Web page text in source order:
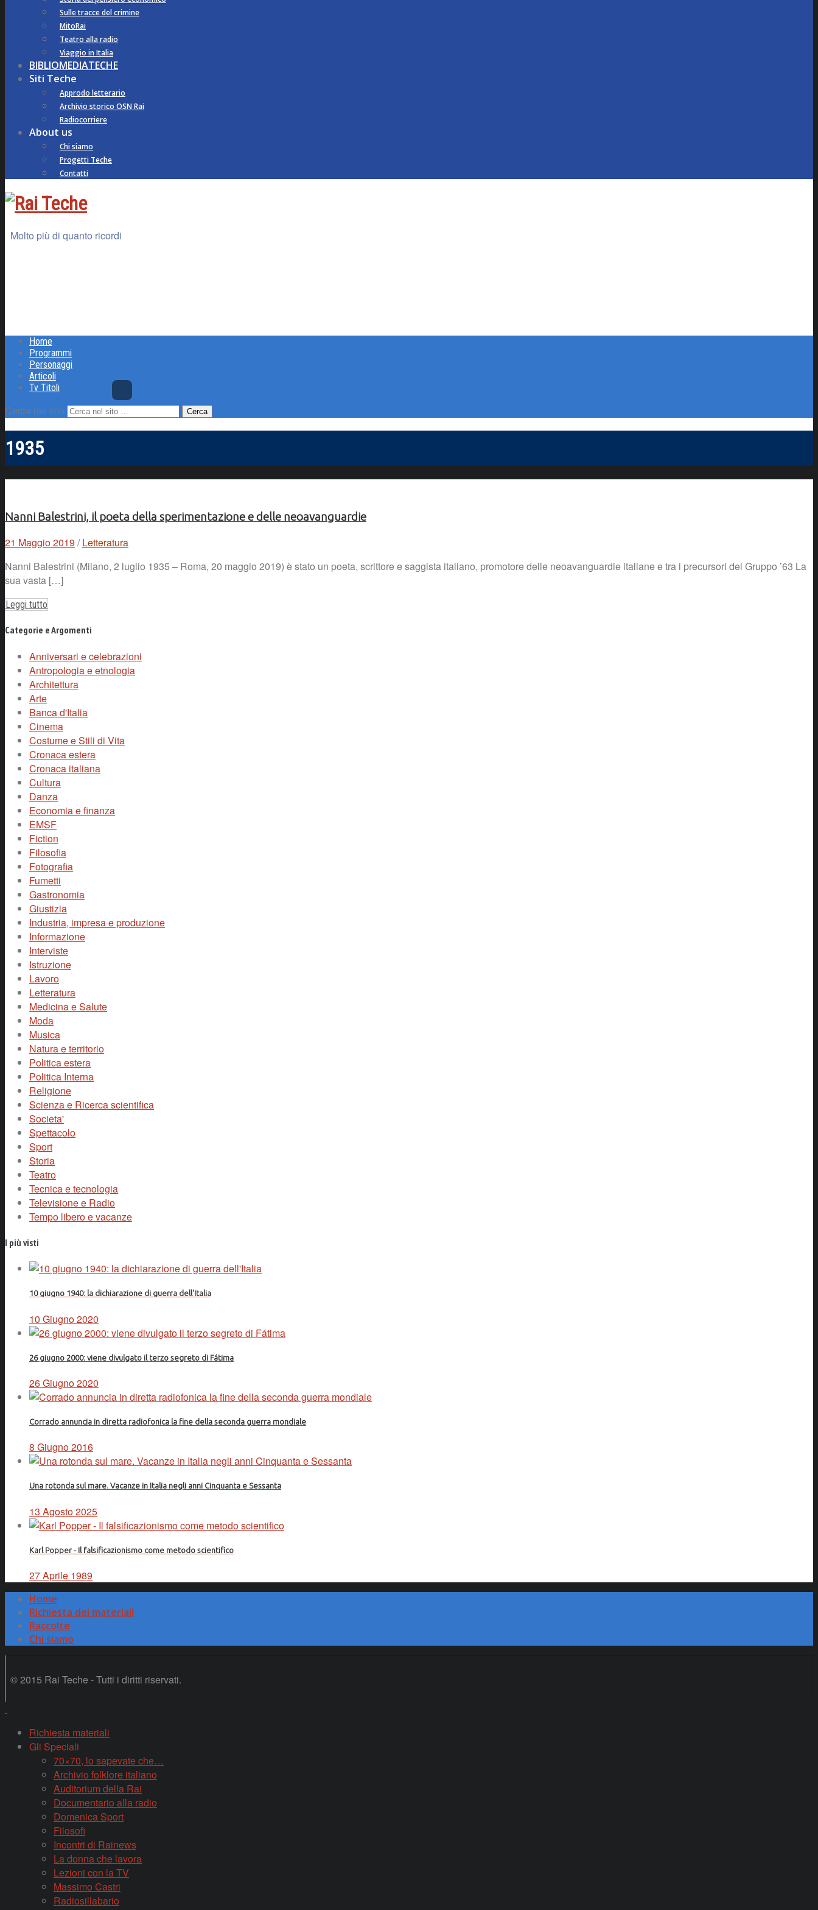
Sulle tracce del crimine
MitoRai
Teatro alla radio
Viaggio in Italia
BIBLIOMEDIATECHE
Siti Teche
Approdo letterario
Archivio storico OSN Rai
Radiocorriere
About us
Chi siamo
Progetti Teche
Contatti
Molto più di quanto ricordi
Home
Programmi
Personaggi
Articoli
Tv Titoli
Cerca nel sito
1935
Nanni Balestrini, il poeta della sperimentazione e delle neoavanguardie
21 Maggio 2019 / Letteratura
Nanni Balestrini (Milano, 2 luglio 1935 – Roma, 20 maggio 2019) è stato un poeta, scrittore e saggista italiano, promotore delle neoavanguardie italiane e tra i precursori del Gruppo ’63 La
sua vasta […]
Leggi tutto
Categorie e Argomenti
Anniversari e celebrazioni
Antropologia e etnologia
Architettura
Arte
Banca d'Italia
Cinema
Costume e Stili di Vita
Cronaca estera
Cronaca italiana
Cultura
Danza
Economia e finanza
EMSF
Fiction
Filosofia
Fotografia
Fumetti
Gastronomia
Giustizia
Industria, impresa e produzione
Informazione
Interviste
Istruzione
Lavoro
Letteratura
Medicina e Salute
Moda
Musica
Natura e territorio
Politica estera
Politica Interna
Religione
Scienza e Ricerca scientifica
Societa'
Spettacolo
Sport
Storia
Teatro
Tecnica e tecnologia
Televisione e Radio
Tempo libero e vacanze
I più visti
10 giugno 1940: la dichiarazione di guerra dell'Italia
10 Giugno 2020
26 giugno 2000: viene divulgato il terzo segreto di Fátima
26 Giugno 2020
Corrado annuncia in diretta radiofonica la fine della seconda guerra mondiale
8 Giugno 2016
Una rotonda sul mare. Vacanze in Italia negli anni Cinquanta e Sessanta
13 Agosto 2025
Karl Popper - Il falsificazionismo come metodo scientifico
27 Aprile 1989
Home
Richiesta dei materiali
Raccolte
Chi siamo
© 2015 Rai Teche - Tutti i diritti riservati.
Richiesta materiali
Gli Speciali
70×70, lo sapevate che…
Archivio folklore italiano
Auditorium della Rai
Documentario alla radio
Domenica Sport
Filosofi
Incontri di Rainews
La donna che lavora
Lezioni con la TV
Massimo Castri
Radiosillabario